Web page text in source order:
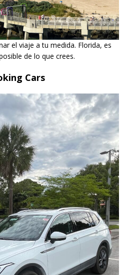
el viaje a tu medida. Florida, es
de lo que crees.
Cars